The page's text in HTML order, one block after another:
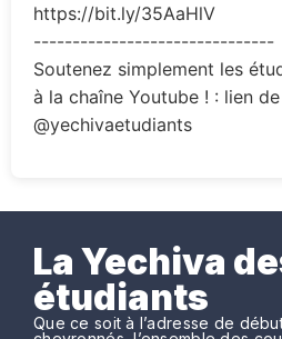
https://bit.ly/35AaHlV
-------------------------------
Soutenez simplement les
à la chaîne Youtube ! : lien
@yechivaetudiants
La Yechiva
étudiants
Que ce soit à l’adresse de